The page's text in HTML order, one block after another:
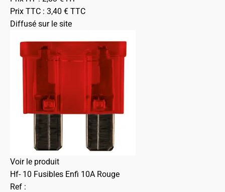
Prix TTC : 3,40 € TTC
Diffusé sur le site
Voir le produit
Hf- 10 Fusibles Enfi 10A Rouge
Ref :